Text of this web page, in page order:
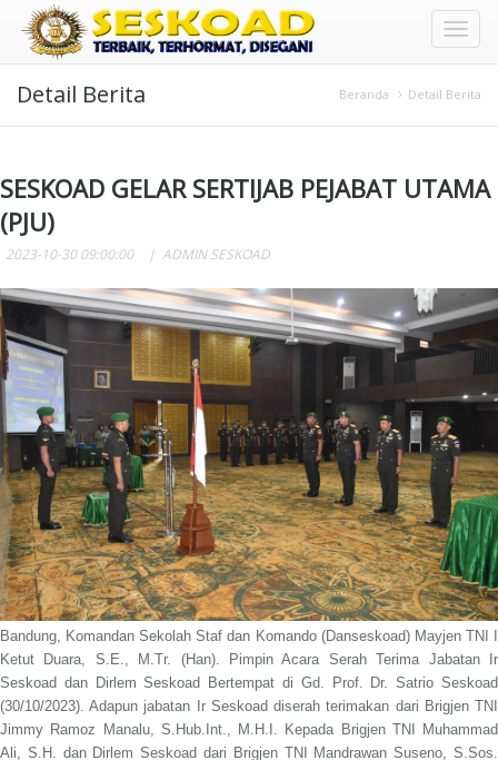
Toggle
Detail Berita Beranda Detail Berita
SESKOAD GELAR SERTIJAB PEJABAT UTAMA
(PJU)
2023-10-30 09:00:00 ADMIN SESKOAD
Bandung, Komandan Sekolah Staf dan Komando (Danseskoad) Mayjen TNI I
Ketut Duara, S.E., M.Tr. (Han). Pimpin Acara Serah Terima Jabatan Ir
Seskoad dan Dirlem Seskoad Bertempat di Gd. Prof. Dr. Satrio Seskoad
(30/10/2023). Adapun jabatan Ir Seskoad diserah terimakan dari Brigjen TNI
Jimmy Ramoz Manalu, S.Hub.Int., M.H.I. Kepada Brigjen TNI Muhammad
Ali, S.H. dan Dirlem Seskoad dari Brigjen TNI Mandrawan Suseno, S.Sos.